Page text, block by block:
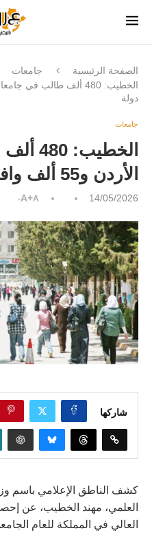
الصفحة الرئيسية
جامعات
دولة
جامعات
الأردن و55 ألف وافد من 119 دولة
14/05/2026
A+A-
شاركها
كشف الناطق الإعلامي باسم
العلمي، مهند الخطيب، عن